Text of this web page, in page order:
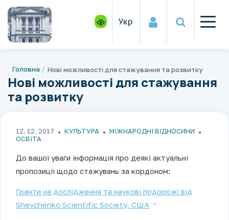
Укр
Головна Нові можливості для стажування та розвитку
Нові можливості для стажування
та розвитку
12. 12. 2017 КУЛЬТУРА
МІЖНАРОДНІ ВІДНОСИНИ
ОСВІТА
До вашої уваги інформація про деякі актуальні
пропозиції щодо стажувань за кордоном:
Гранти на дослідження та наукові подорожі від
Shevchenko Scientific Society, США